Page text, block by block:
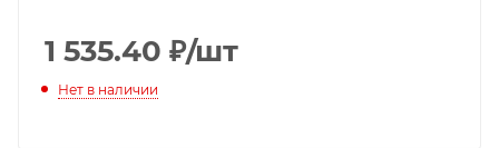
1 535.40 ₽/шт
Нет в наличии